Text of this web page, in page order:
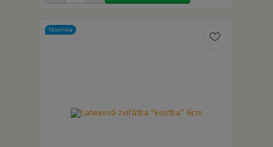
Novinka